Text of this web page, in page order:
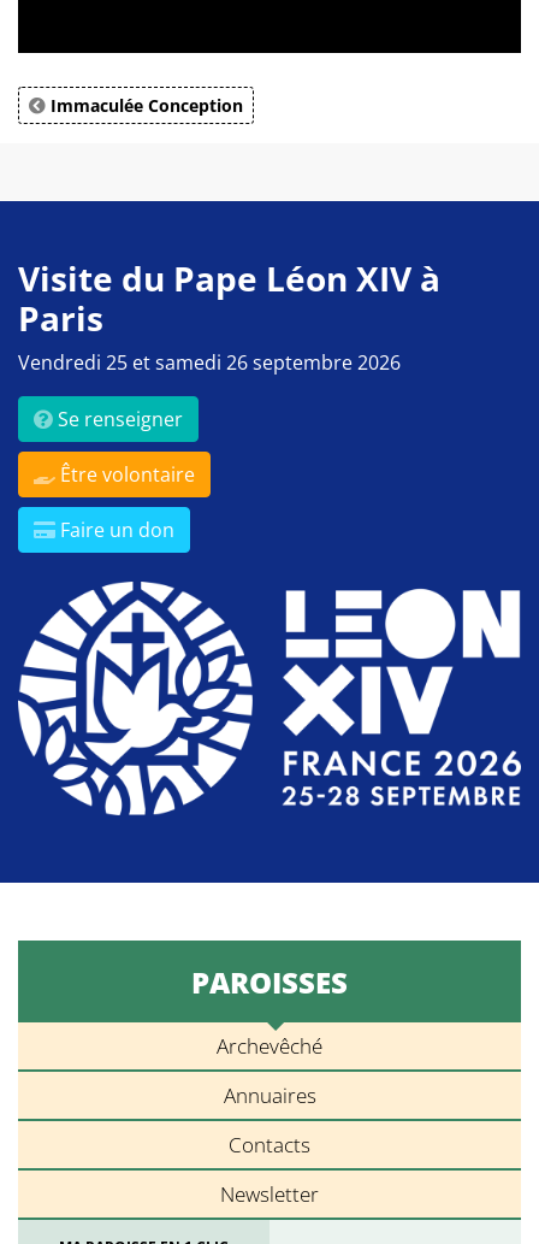
Immaculée Conception
Visite du Pape Léon XIV à
Paris
Vendredi 25 et samedi 26 septembre 2026
Se renseigner
Être volontaire
Faire un don
PAROISSES
Archevêché
Annuaires
Contacts
Newsletter